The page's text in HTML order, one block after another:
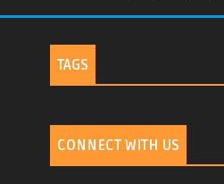
TAGS
CONNECT WITH US